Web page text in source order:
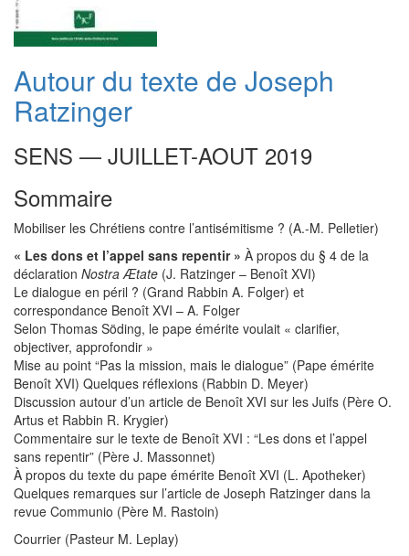
Autour du texte de Joseph
Ratzinger
SENS — JUILLET-AOUT 2019
Sommaire
Mobiliser les Chrétiens contre l’antisémitisme ? (A.-M. Pelletier)
« Les dons et l’appel sans repentir » À propos du § 4 de la
déclaration Nostra Ætate (J. Ratzinger – Benoît XVI)
Le dialogue en péril ? (Grand Rabbin A. Folger) et
correspondance Benoît XVI – A. Folger
Selon Thomas Söding, le pape émérite voulait « clarifier,
objectiver, approfondir »
Mise au point “Pas la mission, mais le dialogue” (Pape émérite
Benoît XVI) Quelques réflexions (Rabbin D. Meyer)
Discussion autour d’un article de Benoît XVI sur les Juifs (Père O.
Artus et Rabbin R. Krygier)
Commentaire sur le texte de Benoît XVI : “Les dons et l’appel
sans repentir” (Père J. Massonnet)
À propos du texte du pape émérite Benoît XVI (L. Apotheker)
Quelques remarques sur l’article de Joseph Ratzinger dans la
revue Communio (Père M. Rastoin)
Courrier (Pasteur M. Leplay)